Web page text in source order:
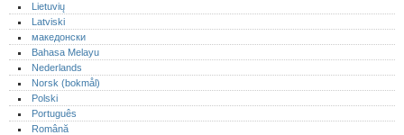
Lietuvių
Latviski
македонски
Bahasa Melayu
Nederlands
Norsk (bokmål)‎
Polski
Português‎
Română